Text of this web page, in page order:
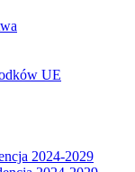
UE
2024-2029